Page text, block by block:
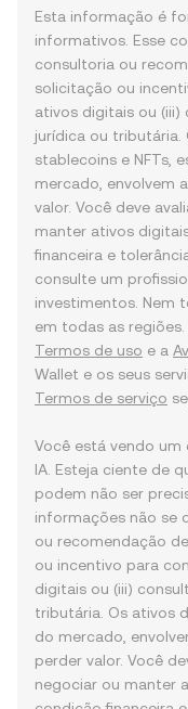
Esta informação é
informativos. Esse
consultoria ou
solicitação ou
ativos digitais ou (iii)
jurídica ou tributária.
stablecoins e NFTs,
mercado, envolvem
valor. Você deve
manter ativos
financeira e
consulte um
investimentos. Nem
em todas as
Termos de uso e a
Wallet e os seus
Termos de serviço
Você está vendo
IA. Esteja ciente de
podem não ser
informações não se
ou recomendação
ou incentivo para
digitais ou (iii)
tributária. Os ativos
do mercado,
perder valor. Você
negociar ou manter